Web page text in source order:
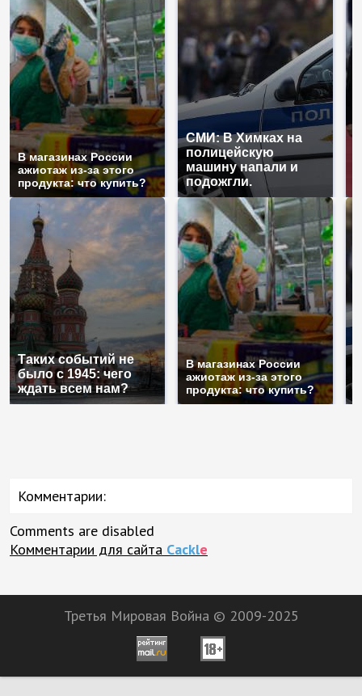
В магазинах России
ажиотаж из-за этого
продукта: что купить?
СМИ: В Химках на
полицейскую
машину напали и
подожгли.
Таких событий не
было с 1945: чего
ждать всем нам?
В магазинах России
ажиотаж из-за этого
продукта: что купить?
Комментарии:
Comments are disabled
Комментарии для сайта Cackle
Третья Мировая Война © 2009-2025